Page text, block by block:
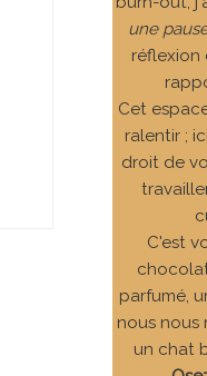
une
réflexion
Cet
ralentir ;
droit de
C'est
parfumé,
nous nous
un chat